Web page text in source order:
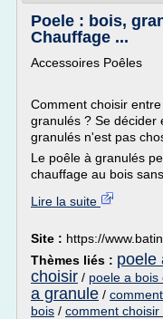
Poele : bois,
Chauffage ...
Accessoires Poêles
Comment choisir
granulés ? Se décider
granulés n'est pas
Le poêle à granulés
chauffage au bois
Lire la suite
Site : https://
Thèmes liés : poele
choisir / poele a bois
a granule /
bois / comment